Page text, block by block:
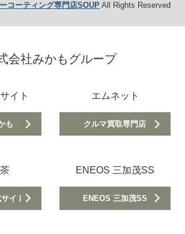
コーティング専門店SOUPAll Rights Reserved
会社みかもグループ
イト
も
エムネット
クルマ買取専門店
イト
ENEOS 三加茂SS
ENEOS 三加茂SS